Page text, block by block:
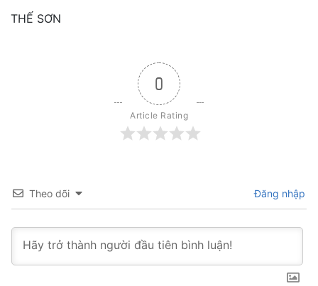
THẾ SƠN
0
Article Rating
Theo dõi Đăng nhập